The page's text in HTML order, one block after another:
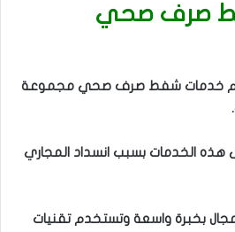
صرف صحي
خدمات شفط صرف صحي مجموعة
هذه الخدمات بسبب انسداد المجاري
بخبرة واسعة وتستخدم تقنيات